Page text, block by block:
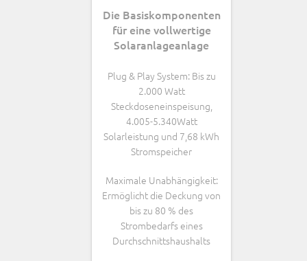
Die Basiskomponenten
für eine vollwertige
Solaranlageanlage
Plug & Play System: Bis zu
2.000 Watt
Steckdoseneinspeisung,
4.005-5.340Watt
Solarleistung und 7,68 kWh
Stromspeicher
Maximale Unabhängigkeit:
Ermöglicht die Deckung von
bis zu 80 % des
Strombedarfs eines
Durchschnittshaushalts